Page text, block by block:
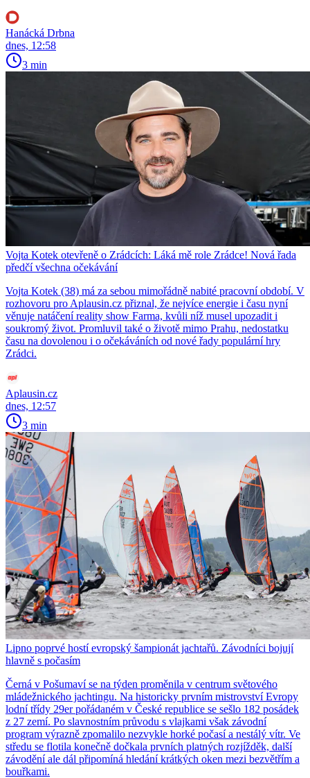
Hanácká Drbna
dnes, 12:58
3 min
Vojta Kotek otevřeně o Zrádcích: Láká mě role Zrádce! Nová řada
předčí všechna očekávání
Vojta Kotek (38) má za sebou mimořádně nabité pracovní období. V
rozhovoru pro Aplausin.cz přiznal, že nejvíce energie i času nyní
věnuje natáčení reality show Farma, kvůli níž musel upozadit i
soukromý život. Promluvil také o životě mimo Prahu, nedostatku
času na dovolenou i o očekáváních od nové řady populární hry
Zrádci.
Aplausin.cz
dnes, 12:57
3 min
Lipno poprvé hostí evropský šampionát jachtařů. Závodníci bojují
hlavně s počasím
Černá v Pošumaví se na týden proměnila v centrum světového
mládežnického jachtingu. Na historicky prvním mistrovství Evropy
lodní třídy 29er pořádaném v České republice se sešlo 182 posádek
z 27 zemí. Po slavnostním průvodu s vlajkami však závodní
program výrazně zpomalilo nezvykle horké počasí a nestálý vítr. Ve
středu se flotila konečně dočkala prvních platných rozjížděk, další
závodění ale dál připomíná hledání krátkých oken mezi bezvětřím a
bouřkami.